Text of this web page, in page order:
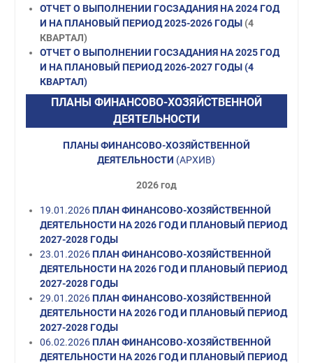
ОТЧЕТ О ВЫПОЛНЕНИИ ГОСЗАДАНИЯ НА 2024 ГОД
И НА ПЛАНОВЫЙ ПЕРИОД 2025-2026 ГОДЫ (4
КВАРТАЛ)
ОТЧЕТ О ВЫПОЛНЕНИИ ГОСЗАДАНИЯ НА 2025 ГОД
И НА ПЛАНОВЫЙ ПЕРИОД 2026-2027 ГОДЫ (4
КВАРТАЛ)
ПЛАНЫ ФИНАНСОВО-ХОЗЯЙСТВЕННОЙ
ДЕЯТЕЛЬНОСТИ
ПЛАНЫ ФИНАНСОВО-ХОЗЯЙСТВЕННОЙ
ДЕЯТЕЛЬНОСТИ (АРХИВ)
2026 год
19.01.2026 ПЛАН ФИНАНСОВО-ХОЗЯЙСТВЕННОЙ
ДЕЯТЕЛЬНОСТИ НА 2026 ГОД И ПЛАНОВЫЙ ПЕРИОД
2027-2028 ГОДЫ
23.01.2026 ПЛАН ФИНАНСОВО-ХОЗЯЙСТВЕННОЙ
ДЕЯТЕЛЬНОСТИ НА 2026 ГОД И ПЛАНОВЫЙ ПЕРИОД
2027-2028 ГОДЫ
29.01.2026 ПЛАН ФИНАНСОВО-ХОЗЯЙСТВЕННОЙ
ДЕЯТЕЛЬНОСТИ НА 2026 ГОД И ПЛАНОВЫЙ ПЕРИОД
2027-2028 ГОДЫ
06.02.2026 ПЛАН ФИНАНСОВО-ХОЗЯЙСТВЕННОЙ
ДЕЯТЕЛЬНОСТИ НА 2026 ГОД И ПЛАНОВЫЙ ПЕРИОД